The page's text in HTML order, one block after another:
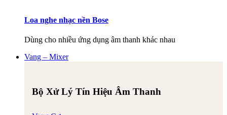
Loa nghe nhạc nền Bose
Dùng cho nhiều ứng dụng âm thanh khác nhau
Vang – Mixer
Bộ Xử Lý Tín Hiệu Âm Thanh